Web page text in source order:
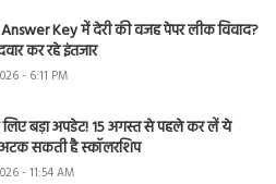
Key में देरी की वजह पेपर लीक विवाद?
कर रहे इंतजार
- 6:11 PM
लिए बड़ा अपडेट! 15 अगस्त से पहले कर लें ये
अटक सकती है स्कॉलरशिप
- 11:54 AM